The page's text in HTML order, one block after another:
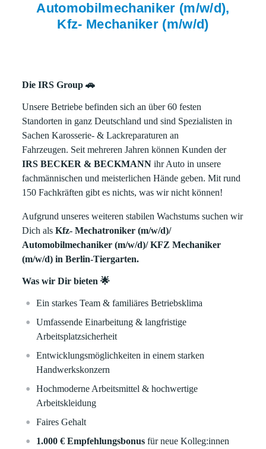
Automobilmechaniker (m/w/d),
Kfz- Mechaniker (m/w/d)
Die IRS Group 🚗
Unsere Betriebe befinden sich an über 60 festen
Standorten in ganz Deutschland und sind Spezialisten in
Sachen Karosserie- & Lackreparaturen an
Fahrzeugen. Seit mehreren Jahren können Kunden der
IRS BECKER & BECKMANN ihr Auto in unsere
fachmännischen und meisterlichen Hände geben. Mit rund
150 Fachkräften gibt es nichts, was wir nicht können!
Aufgrund unseres weiteren stabilen Wachstums suchen wir
Dich alsKfz- Mechatroniker (m/w/d)/
Automobilmechaniker (m/w/d)/ KFZ Mechaniker
(m/w/d) in Berlin-Tiergarten.
Was wir Dir bieten 🌟
Ein starkes Team & familiäres Betriebsklima
Umfassende Einarbeitung & langfristige
Arbeitsplatzsicherheit
Entwicklungsmöglichkeiten in einem starken
Handwerkskonzern
Hochmoderne Arbeitsmittel & hochwertige
Arbeitskleidung
Faires Gehalt
1.000 € Empfehlungsbonus für neue Kolleg:innen